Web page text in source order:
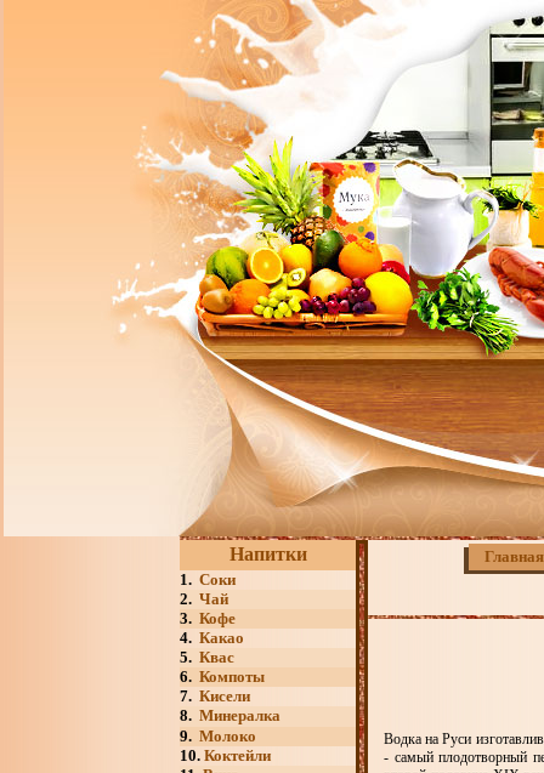
Напитки
1. Соки
2. Чай
3. Кофе
4. Какао
5. Квас
6. Компоты
7. Кисели
8. Минералка
9. Молоко
10. Коктейли
Главная
Водка на Руси
- самый плодотворный